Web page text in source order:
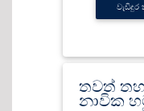
තවත්
නාවික